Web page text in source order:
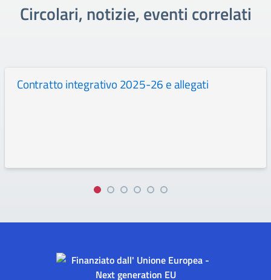
Circolari, notizie, eventi correlati
Contratto integrativo 2025-26 e allegati